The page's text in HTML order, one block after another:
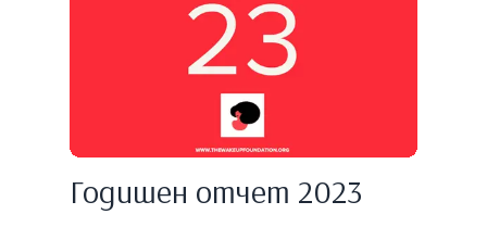
Годишен отчет 2023